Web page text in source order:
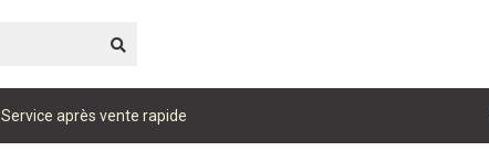
Service après vente rapide